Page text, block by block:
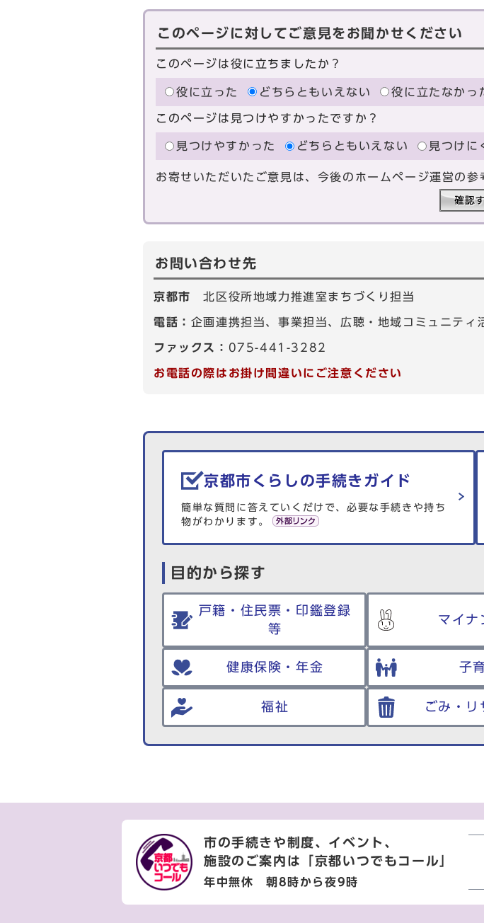
このページに対してご意見をお聞かせください
このページは役に立ちましたか？
役に立った どちらともいえない 役に立たなかっ
このページは見つけやすかったですか？
見つけやすかった どちらともいえない 見つけに
お寄せいただいたご意見は、今後のホームページ運営の参
お問い合わせ先
京都市北区役所地域力推進室まちづくり担当
電話： 企画連携担当、事業担当、広聴・地域コミュニテ
ファックス： 075-441-3282
お電話の際はお掛け間違いにご注意ください
生活情報を探す
京都市くらしの手続きガイド
簡単な質問に答えていくだけで、必要な手続きや持ち
物がわかります。
目的から探す
戸籍・住民票・印鑑登録
等
マイナ
健康保険・年金 子
福祉 ごみ・リ
市の手続きや制度、イベント、
施設のご案内は
「京都いつでもコール」
年中無休 朝8時から夜9時